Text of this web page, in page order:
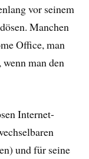
vor seinem
Manchen
Office, man
man den
Internet-
und für seine